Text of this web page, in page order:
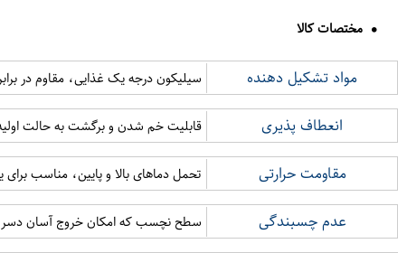
مختصات کالا
مواد تشکیل دهنده سیلیکون درجه یک غذایی، مقاوم در
انعطاف پذیری قابلیت خم شدن و برگشت به حالت
مقاومت حرارتی تحمل دماهای بالا و پایین، مناسب برای
عدم چسبندگی سطح نچسب که امکان خروج آسان دسر